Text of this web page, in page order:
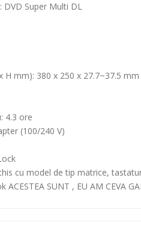
DVD Super Multi DL
H mm): 380 x 250 x 27.7~37.5 mm
4.3 ore
(100/240 V)
cu model de tip matrice,
SUNT , EU AM CEVA